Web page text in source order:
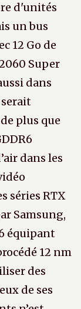
d'unités
un bus
12 Go de
Super
dans
plus que
dans les
séries RTX
Samsung,
équipant
12 nm
des
de ses